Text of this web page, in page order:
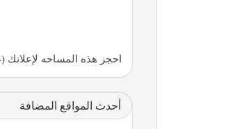
احجز هذه المساحه لإعلانك (ad4)
أحدث المواقع المضافة